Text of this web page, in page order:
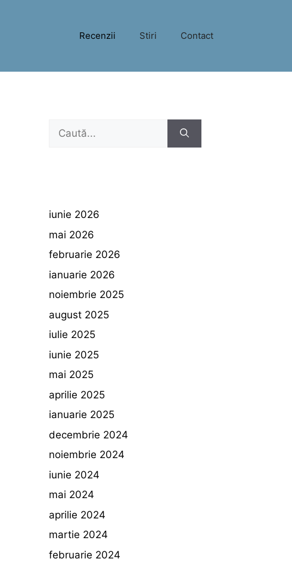
Recenzii Stiri Contact
Caută
iunie 2026
mai 2026
februarie 2026
ianuarie 2026
noiembrie 2025
august 2025
iulie 2025
iunie 2025
mai 2025
aprilie 2025
ianuarie 2025
decembrie 2024
noiembrie 2024
iunie 2024
mai 2024
aprilie 2024
martie 2024
februarie 2024